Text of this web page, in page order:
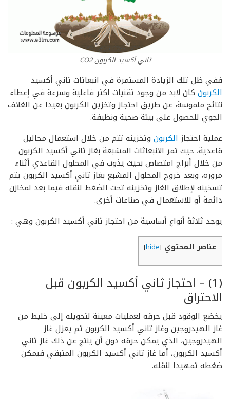
ثاني أكسيد الكربون CO2
ففي ظل تلك الزيادة المستمرة في انبعاثات ثاني أكسيد
الكربون كان لابد من وجود تقنيات اكثر فاعلية وسرعة في إعطاء
نتائج ملموسة، عن طريق احتجاز وتخزين الكربون بعيدا عن الغلاف
الجوي للحصول على بيئة صحية ونظيفة.
عملية احتجاز الكربون وتخزينه تتم من خلال استعمال محاليل
قاعدية، حيث تمر الانبعاثات المشبعة بغاز ثاني أكسيد الكربون
من خلال أبراج امتصاص بحيث يذوب في المحلول القاعدي أثناء
مروره، وبعد خروج المحلول المشبع بغاز ثاني أكسيد الكربون يتم
تسخينه لإطلاق الغاز وتخزينه تحت الضغط لنقله فيما بعد لمخازن
دائمة أو للاستعمال في صناعات أخرى.
يوجد ثلاثة أنواع أساسية من احتجاز ثاني أكسيد الكربون وهي :
عناصر المحتوي [
hide
]
(1) – احتجاز ثاني أكسيد الكربون قبل
الاحتراق
يخضع الوقود قبل حرقه لعمليات معينة لتحويله إلى خليط من
غاز الهيدروجين وغاز ثاني أكسيد الكربون ثم يعزل غاز
الهيدروجين، الذي يمكن حرقه دون أن ينتج عن ذلك غاز ثاني
أكسيد الكربون، أما غاز ثاني أكسيد الكربون المتبقي فيمكن
ضغطه تمهيدا لنقله.